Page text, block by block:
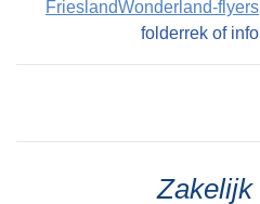
FrieslandWonderland-flyers
folderrek of
Zakelijk